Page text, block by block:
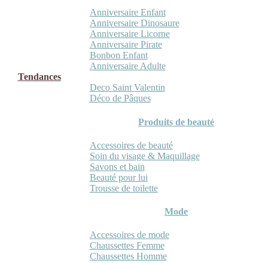
Anniversaire Enfant
Anniversaire Dinosaure
Anniversaire Licorne
Anniversaire Pirate
Bonbon Enfant
Anniversaire Adulte
Tendances
Deco Saint Valentin
Déco de Pâques
Produits de beauté
Accessoires de beauté
Soin du visage & Maquillage
Savons et bain
Beauté pour lui
Trousse de toilette
Mode
Accessoires de mode
Chaussettes Femme
Chaussettes Homme